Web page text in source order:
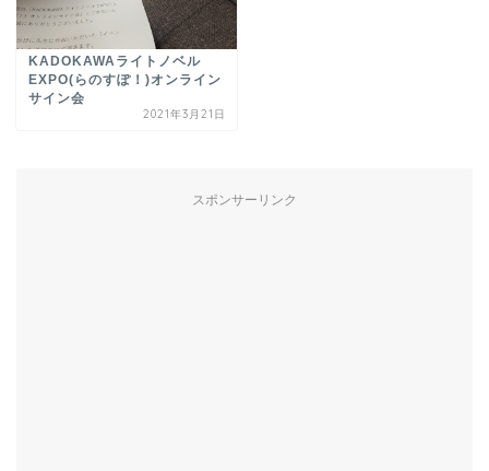
KADOKAWAライトノベル
EXPO(らのすぽ！)オンライン
サイン会
2021年3月21日
スポンサーリンク